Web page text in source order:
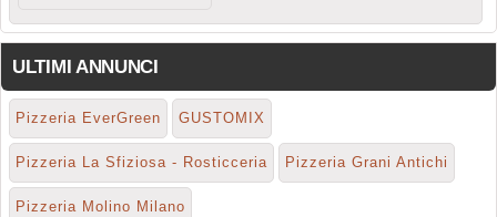
ULTIMI ANNUNCI
Pizzeria EverGreen GUSTOMIX
Pizzeria La Sfiziosa - Rosticceria Pizzeria Grani Antichi
Pizzeria Molino Milano